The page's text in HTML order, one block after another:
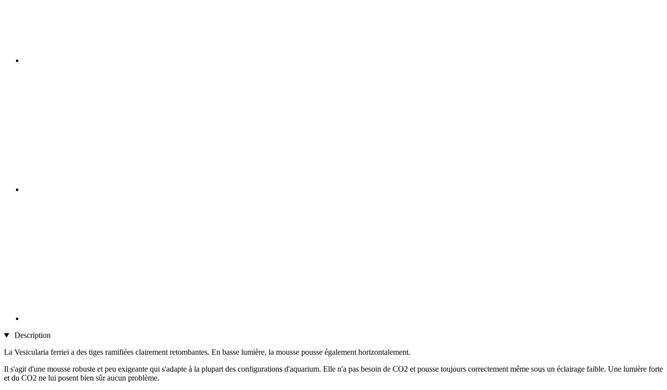
Description
La Vesicularia ferriei a des tiges ramifiées clairement retombantes. En basse lumière, la mousse pousse également horizontalement.
Il s'agit d'une mousse robuste et peu exigeante qui s'adapte à la plupart des configurations d'aquarium. Elle n'a pas besoin de CO2 et pousse toujours correctement même sous un éclairage faible. Une lumière forte
et du CO2 ne lui posent bien sûr aucun problème.